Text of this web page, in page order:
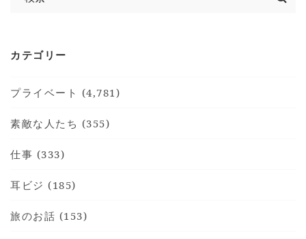
カテゴリー
プライベート (4,781)
素敵な人たち (355)
仕事 (333)
耳ビジ (185)
旅のお話 (153)